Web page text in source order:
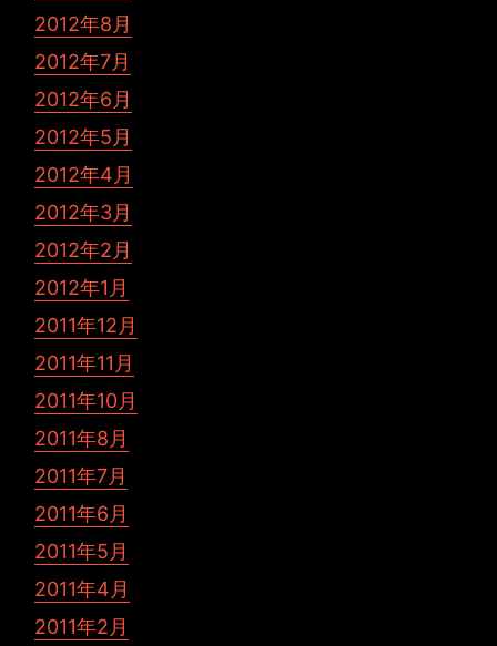
2012年8月
2012年7月
2012年6月
2012年5月
2012年4月
2012年3月
2012年2月
2012年1月
2011年12月
2011年11月
2011年10月
2011年8月
2011年7月
2011年6月
2011年5月
2011年4月
2011年2月